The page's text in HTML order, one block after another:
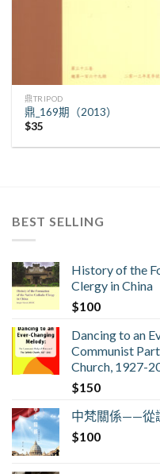
鼎TRIPOD
鼎_169期（2013）
$35
BEST SELLING
History of the
Clergy in China
$100
Dancing to an
Communist
Church, 1927-
$150
中梵關係——從
$100